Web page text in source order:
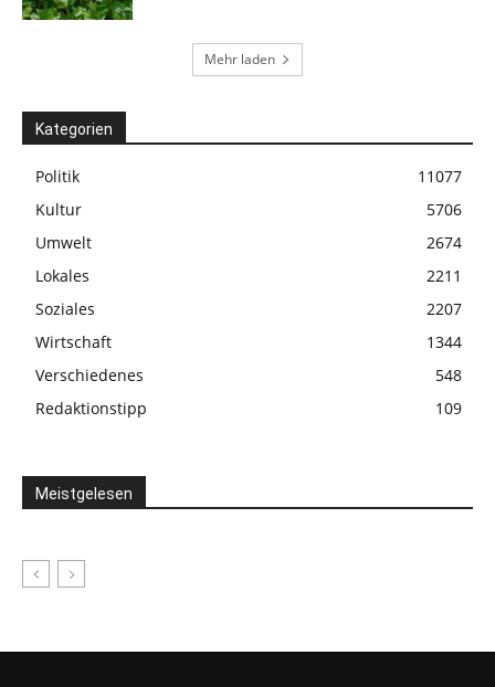
Mehr laden
Kategorien
Politik
11077
Kultur
5706
Umwelt
2674
Lokales
2211
Soziales
2207
Wirtschaft
1344
Verschiedenes
548
Redaktionstipp
109
Meistgelesen